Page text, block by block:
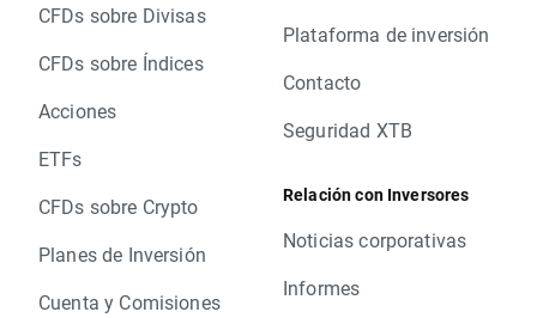
CFDs sobre Divisas
CFDs sobre Índices
Acciones
ETFs
CFDs sobre Crypto
Planes de Inversión
Cuenta y Comisiones
Plataforma de inversión
Contacto
Seguridad XTB
Relación con Inversores
Noticias corporativas
Informes